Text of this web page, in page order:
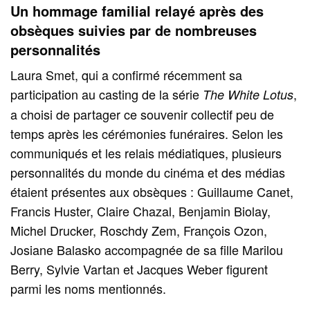
Un hommage familial relayé après des
obsèques suivies par de nombreuses
personnalités
Laura Smet, qui a confirmé récemment sa
participation au casting de la série The White Lotus,
a choisi de partager ce souvenir collectif peu de
temps après les cérémonies funéraires. Selon les
communiqués et les relais médiatiques, plusieurs
personnalités du monde du cinéma et des médias
étaient présentes aux obsèques : Guillaume Canet,
Francis Huster, Claire Chazal, Benjamin Biolay,
Michel Drucker, Roschdy Zem, François Ozon,
Josiane Balasko accompagnée de sa fille Marilou
Berry, Sylvie Vartan et Jacques Weber figurent
parmi les noms mentionnés.